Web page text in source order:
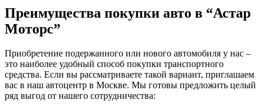
Преимущества покупки авто в “Астар
Моторс”
Приобретение подержанного или нового автомобиля у нас –
это наиболее удобный способ покупки транспортного
средства. Если вы рассматриваете такой вариант, приглашаем
вас в наш автоцентр в Москве. Мы готовы предложить целый
ряд выгод от нашего сотрудничества: